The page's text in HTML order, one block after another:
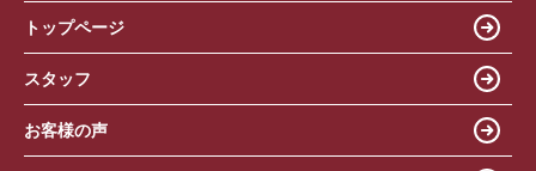
トップページ
スタッフ
お客様の声